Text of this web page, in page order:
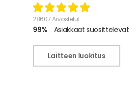
28607 Arvostelut
99% Asiakkaat suosittelevat
Laitteen luokitus